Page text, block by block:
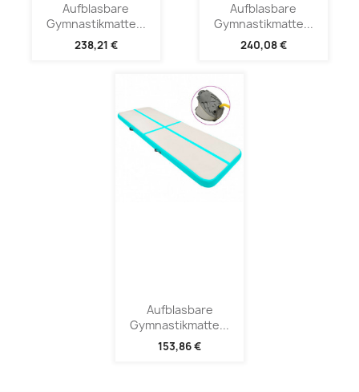
Aufblasbare
Gymnastikmatte...
238,21 €
Aufblasbare
Gymnastikmatte...
240,08 €
Aufblasbare
Gymnastikmatte...
153,86 €